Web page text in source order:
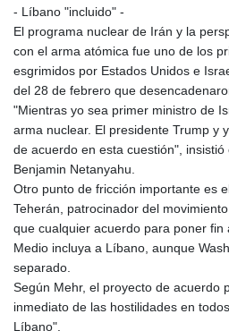
- Líbano "incluido" -
El programa nuclear de Irán y la
con el arma atómica fue uno de los
esgrimidos por Estados Unidos e
del 28 de febrero que
"Mientras yo sea primer ministro de
arma nuclear. El presidente Trump y
de acuerdo en esta cuestión",
Benjamin Netanyahu.
Otro punto de fricción importante es
Teherán, patrocinador del
que cualquier acuerdo para poner fin
Medio incluya a Líbano, aunque
separado.
Según Mehr, el proyecto de acuerdo
inmediato de las hostilidades en
Líbano".